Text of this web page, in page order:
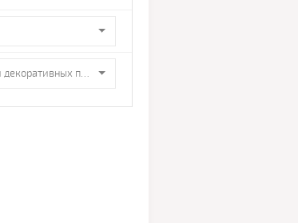
ПВХ из коллекции декоративных покрытий OBER